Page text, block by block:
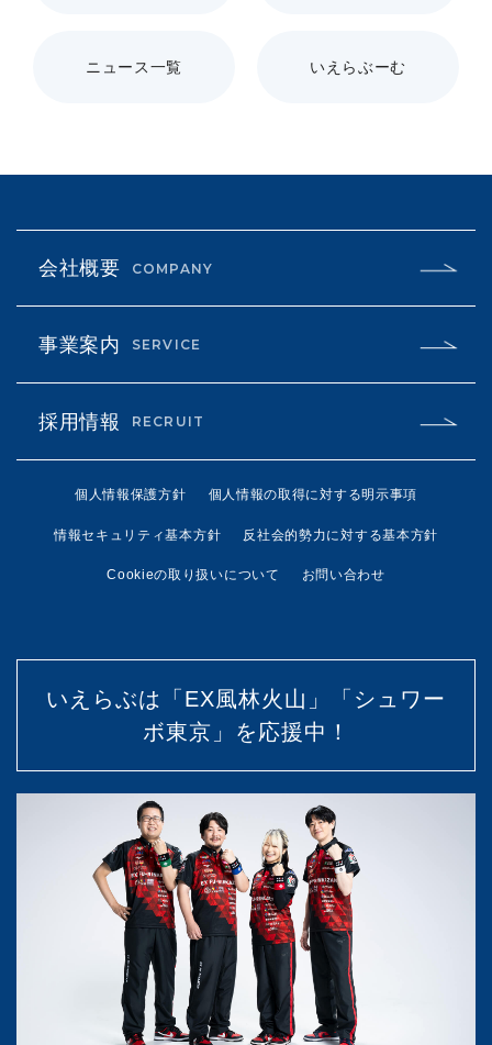
ニュース一覧 いえらぶーむ
会社概要 COMPANY
事業案内 SERVICE
採用情報 RECRUIT
個人情報保護方針 個人情報の取得に対する明示事項
情報セキュリティ基本方針 反社会的勢力に対する基本方針
Cookieの取り扱いについて お問い合わせ
いえらぶは「EX風林火山」「シュワー
ボ東京」を応援中！